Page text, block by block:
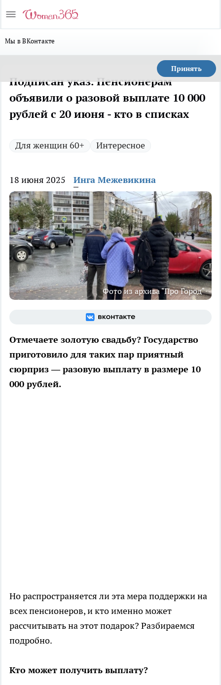
Мы в ВКонтакте
Принять
Подписан указ. Пенсионерам
объявили о разовой выплате 10 000
рублей с 20 июня - кто в списках
Для женщин 60+ Интересное
18 июня 2025 Инга Межевикина
Фото из архива "Про Город"
Отмечаете золотую свадьбу? Государство
приготовило для таких пар приятный
сюрприз — разовую выплату в размере 10
000 рублей.
Но распространяется ли эта мера поддержки на
всех пенсионеров, и кто именно может
рассчитывать на этот подарок? Разбираемся
подробно.
Кто может получить выплату?